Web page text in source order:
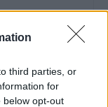
third parties, or
for
below opt-out